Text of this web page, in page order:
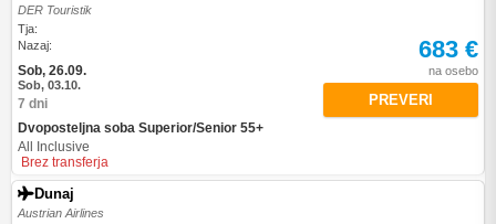
DER Touristik
Tja:
Nazaj:
Sob, 26.09.
Sob, 03.10.
7 dni
Dvoposteljna soba Superior/Senior 55+
All Inclusive
Brez transferja
683 €
na osebo
PREVERI
Dunaj
Austrian Airlines